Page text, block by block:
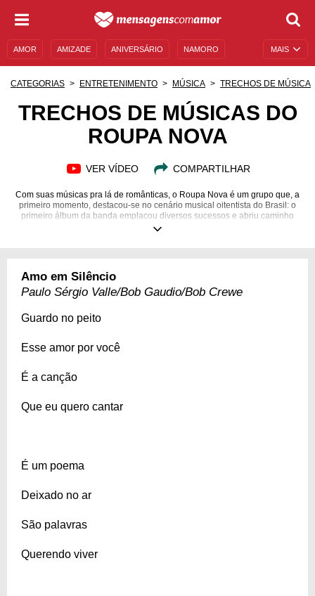
MAIS
AMOR AMIZADE ANIVERSÁRIO NAMORO
DESCULPAS
MENSAGENS E FRASES MENSAGENS DE ANIVERSÁRIO
CATEGORIAS ENTRETENIMENTO MÚSICA TRECHOS DE MÚSICA
TRECHOS DE MÚSICAS DO
ROUPA NOVA
VER VÍDEO COMPARTILHAR
Com suas músicas pra lá de românticas, o Roupa Nova é um grupo que, a
primeiro momento, destacou-se no cenário musical oitentista do Brasil: o
primeiro álbum da banda emplacou diversos sucessos e abriu caminho
para o segundo disco, que teve canções utilizadas em trilhas sonoras de
sólida. Emocione-se relembrando os maiores hits dessa querida banda!
Amo em Silêncio
Paulo Sérgio Valle/Bob Gaudio/Bob Crewe
Guardo no peito
Esse amor por você
É a canção
Que eu quero cantar
É um poema
Deixado no ar
São palavras
Querendo viver